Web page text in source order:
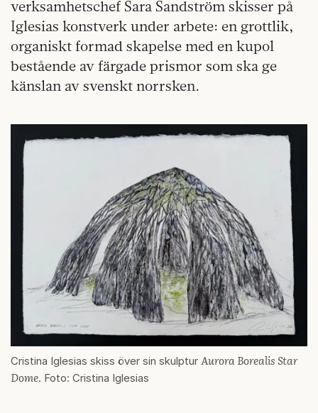
verksamhetschef Sara Sandström skisser på
Iglesias konstverk under arbete: en grottlik,
organiskt formad skapelse med en kupol
bestående av färgade prismor som ska ge
känslan av svenskt norrsken.
Cristina Iglesias skiss över sin skulptur Aurora Borealis Star
Dome. Foto: Cristina Iglesias